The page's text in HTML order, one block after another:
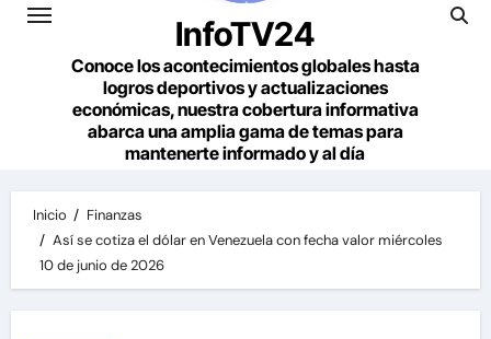
InfoTV24
Conoce los acontecimientos globales hasta
logros deportivos y actualizaciones
económicas, nuestra cobertura informativa
abarca una amplia gama de temas para
mantenerte informado y al día
Inicio
Finanzas
Así se cotiza el dólar en Venezuela con fecha valor miércoles
10 de junio de 2026